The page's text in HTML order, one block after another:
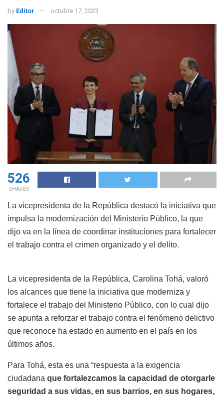
by Editor octubre 17, 2023
526
SHARES
La vicepresidenta de la República destacó la iniciativa que
impulsa la modernización del Ministerio Público, la que
dijo va en la línea de coordinar instituciones para fortalecer
el trabajo contra el crimen organizado y el delito.
La vicepresidenta de la República, Carolina Tohá, valoró
los alcances que tiene la iniciativa que moderniza y
fortalece el trabajo del Ministerio Público, con lo cual dijo
se apunta a reforzar el trabajo contra el fenómeno delictivo
que reconoce ha estado en aumento en el país en los
últimos años.
Para Tohá, esta es una “respuesta a la exigencia
ciudadana que fortalezcamos la capacidad de otorgarle
seguridad a sus vidas, en sus barrios, en sus hogares,